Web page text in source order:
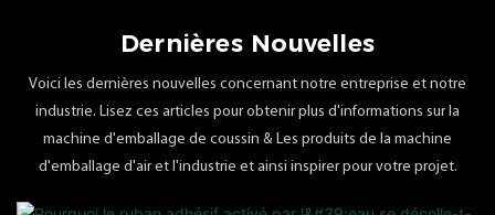
Dernières Nouvelles
Voici les dernières nouvelles concernant notre entreprise et notre
industrie. Lisez ces articles pour obtenir plus d'informations sur la
machine d'emballage de coussin & Les produits de la machine
d'emballage d'air et l'industrie et ainsi inspirer pour votre projet.